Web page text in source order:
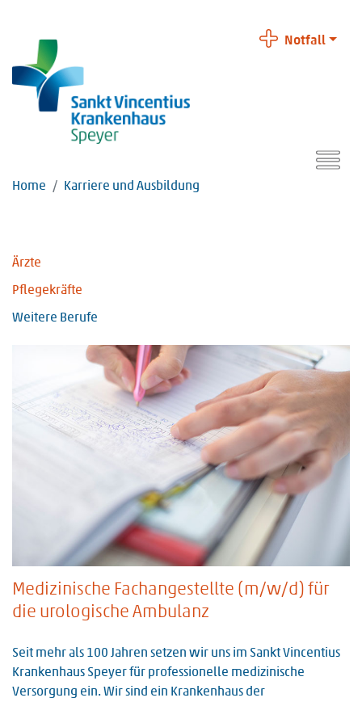
Notfall
Home Karriere und Ausbildung
Ärzte
Pflegekräfte
Weitere Berufe
Medizinische Fachangestellte (m/w/d) für
die urologische Ambulanz
Seit mehr als 100 Jahren setzen wir uns im Sankt Vincentius
Krankenhaus Speyer für professionelle medizinische
Versorgung ein. Wir sind ein Krankenhaus der